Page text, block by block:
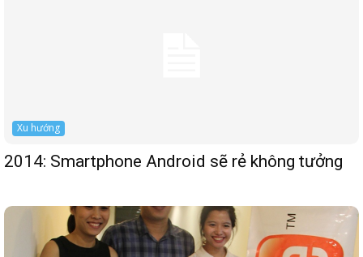
Xu hướng
2014: Smartphone Android sẽ rẻ không tưởng